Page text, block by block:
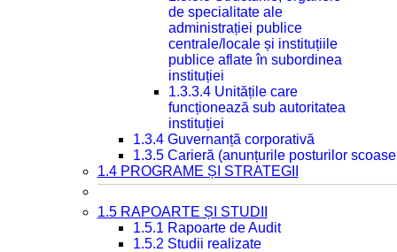
de specialitate ale
administrației publice
centrale/locale și instituțiile
publice aflate în subordinea
instituției
1.3.3.4 Unitățile care
funcționează sub autoritatea
instituției
1.3.4 Guvernanță corporativă
1.3.5 Carieră (anunțurile posturilor
1.4 PROGRAME ȘI STRATEGII
1.5 RAPOARTE ȘI STUDII
1.5.1 Rapoarte de Audit
1.5.2 Studii realizate